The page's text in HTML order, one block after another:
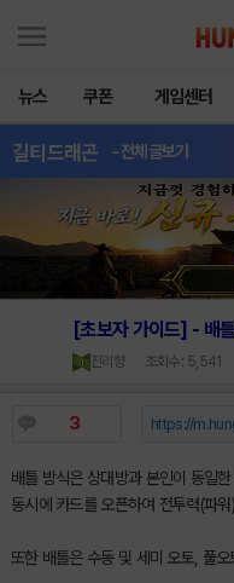
뉴스 쿠폰 게임센터
길티드래곤 - 전체글보기
[초보자 가이드] - 배
진리향 조회수 : 5,541
3
배틀 방식은 상대방과 본인이 동일
동시에 카드를 오픈하여 전투력(파
또한 배틀은 수동 및 세미 오토, 풀